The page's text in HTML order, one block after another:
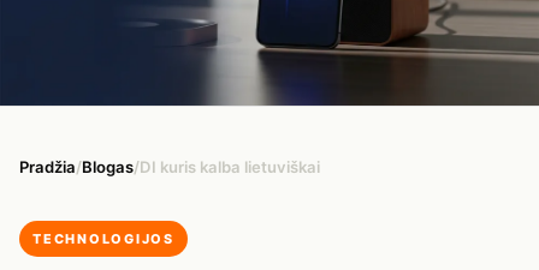
Pradžia/Blogas/DI kuris kalba lietuviškai
TECHNOLOGIJOS